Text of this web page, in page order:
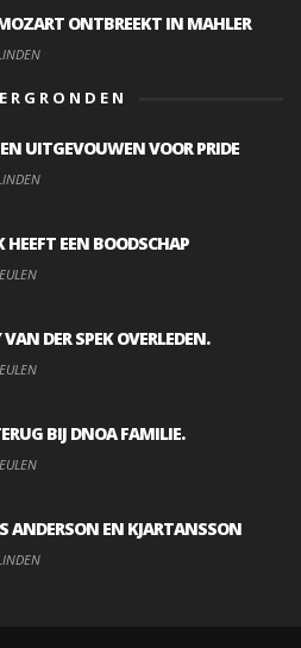
ONTBREEKT IN MAHLER
UITGEVOUWEN VOOR PRIDE
HEEFT EEN BOODSCHAP
DER SPEK OVERLEDEN.
BIJ DNOA FAMILIE.
ANDERSON EN KJARTANSSON